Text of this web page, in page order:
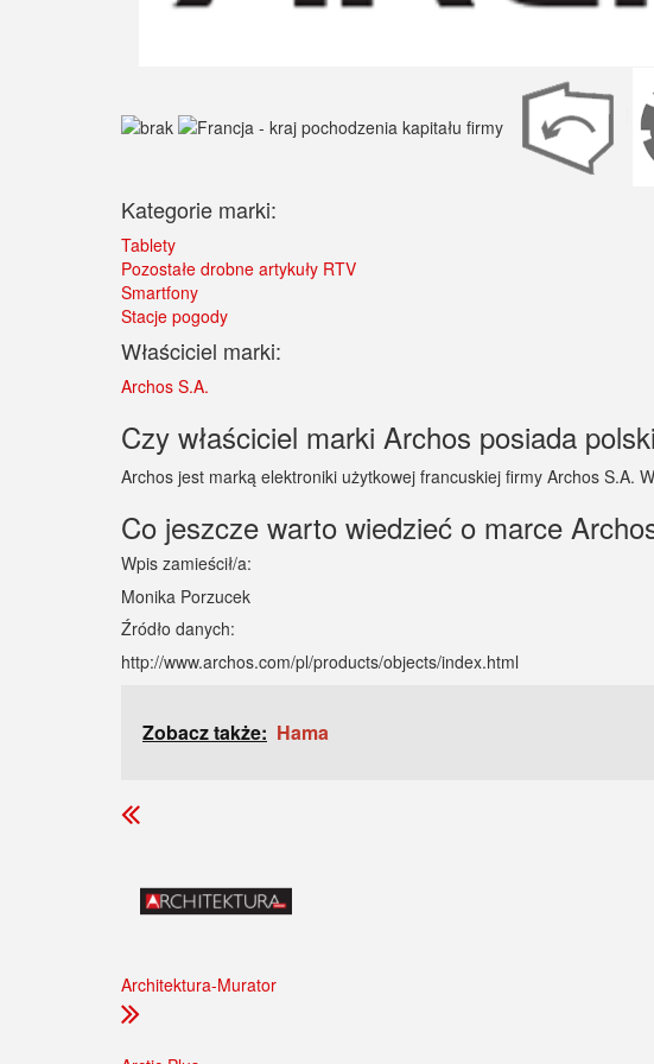
Kategorie marki:
Tablety
Pozostałe drobne artykuły RTV
Smartfony
Stacje pogody
Właściciel marki:
Archos S.A.
Czy właściciel marki Archos posiada
Archos jest marką elektroniki użytkowej francuskiej firmy Archos S.A.
Co jeszcze warto wiedzieć o marce
Wpis zamieścił/a:
Monika Porzucek
Źródło danych:
http://www.archos.com/pl/products/objects/index.html
Zobacz także: Hama
Architektura-Murator